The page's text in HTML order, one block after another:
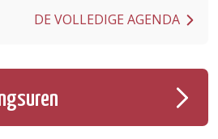
DE VOLLEDIGE AGENDA